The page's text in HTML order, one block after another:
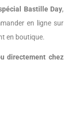
Bastille Day,
en ligne sur
en boutique.
directement chez